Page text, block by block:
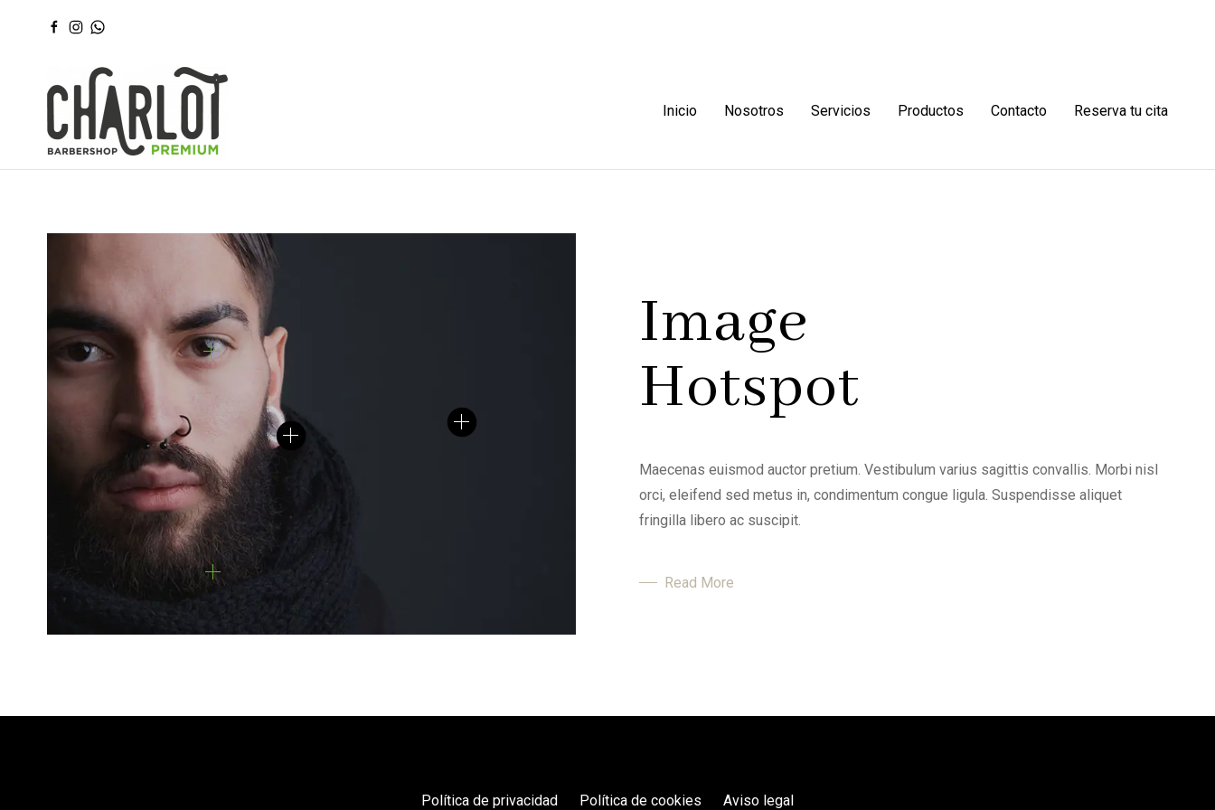
Inicio Nosotros Servicios Productos Contacto Reserva tu cita
Image
Hotspot
Maecenas euismod auctor pretium. Vestibulum varius sagittis convallis. Morbi nisl
orci, eleifend sed metus in, condimentum congue ligula. Suspendisse aliquet
fringilla libero ac suscipit.
Read More
Política de privacidad Política de cookies Aviso legal